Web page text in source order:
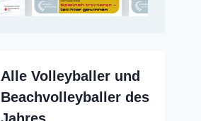
Alle Volleyballer und
Beachvolleyballer des